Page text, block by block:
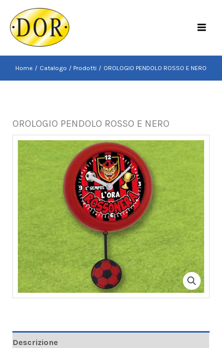
contenuto
Home Catalogo Prodotti OROLOGIO PENDOLO ROSSO E NERO
OROLOGIO PENDOLO ROSSO E NERO
Descrizione